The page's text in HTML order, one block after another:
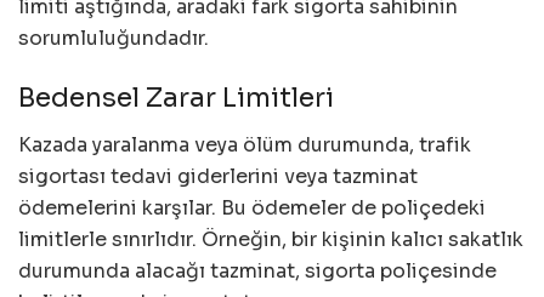
limiti aştığında, aradaki fark sigorta sahibinin
sorumluluğundadır.
Bedensel Zarar Limitleri
Kazada yaralanma veya ölüm durumunda, trafik
sigortası tedavi giderlerini veya tazminat
ödemelerini karşılar. Bu ödemeler de poliçedeki
limitlerle sınırlıdır. Örneğin, bir kişinin kalıcı sakatlık
durumunda alacağı tazminat, sigorta poliçesinde